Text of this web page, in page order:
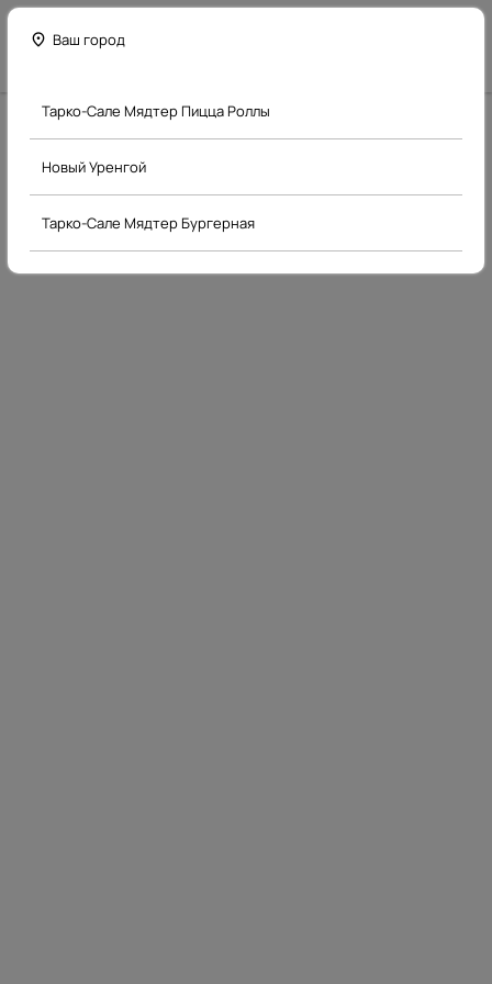
ДеньНочь
Ваш город
Тарко-Сале Мядтер Пицца Роллы
Новый Уренгой
Тарко-Сале Мядтер Бургерная